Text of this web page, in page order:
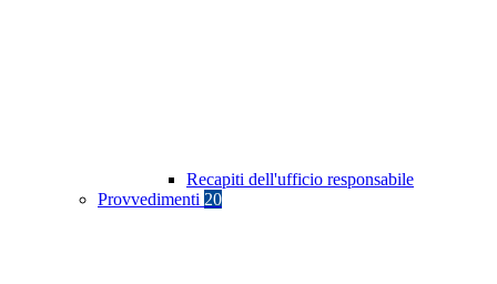
Recapiti dell'ufficio responsabile
Provvedimenti 20